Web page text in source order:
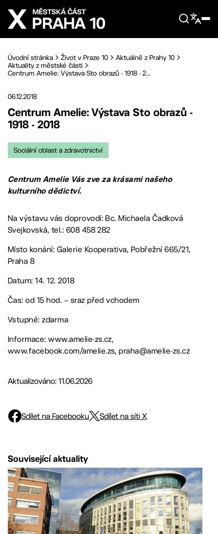
Přejít na hlavní obsah
Úvodní stránka Život v Praze 10
Aktuálně z Prahy 10
Aktuality z městské části
Centrum Amelie: Výstava Sto obrazů - 1918 - 2...
06.12.2018
Centrum Amelie: Výstava Sto obrazů -
1918 - 2018
Sociální oblast a zdravotnictví
Centrum Amelie Vás zve za krásami našeho
kulturního dědictví.
Na výstavu vás doprovodí: Bc. Michaela Čadková
Svejkovská, tel.: 608 458 282
Místo konání: Galerie Kooperativa, Pobřežní 665/21,
Praha 8
Datum: 14. 12. 2018
Čas: od 15 hod. – sraz před vchodem
Vstupné: zdarma
Informace: www.amelie-zs.cz,
www.facebook.com/amelie.zs, praha@amelie-zs.cz
Aktualizováno: 11.06.2026
Sdílet na Facebooku Sdílet na síti X
Související aktuality